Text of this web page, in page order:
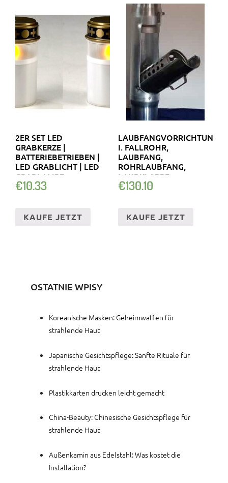
2ER SET LED
GRABKERZE |
BATTERIEBETRIEBEN |
LED GRABLICHT | LED
GRABLAMPE
€10.33
KAUFE JETZT
LAUBFANGVORRICHTUNG
I. FALLROHR,
LAUBFANG,
ROHRLAUBFANG,
LAUBKLAPPE
€130.10
KAUFE JETZT
OSTATNIE WPISY
Koreanische Masken: Geheimwaffen für
strahlende Haut
Japanische Gesichtspflege: Sanfte Rituale für
strahlende Haut
Plastikkarten drucken leicht gemacht
China-Beauty: Chinesische Gesichtspflege für
strahlende Haut
Außenkamin aus Edelstahl: Was kostet die
Installation?